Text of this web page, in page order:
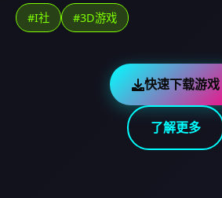
#I社 #3D游戏
快速下载游戏
了解更多